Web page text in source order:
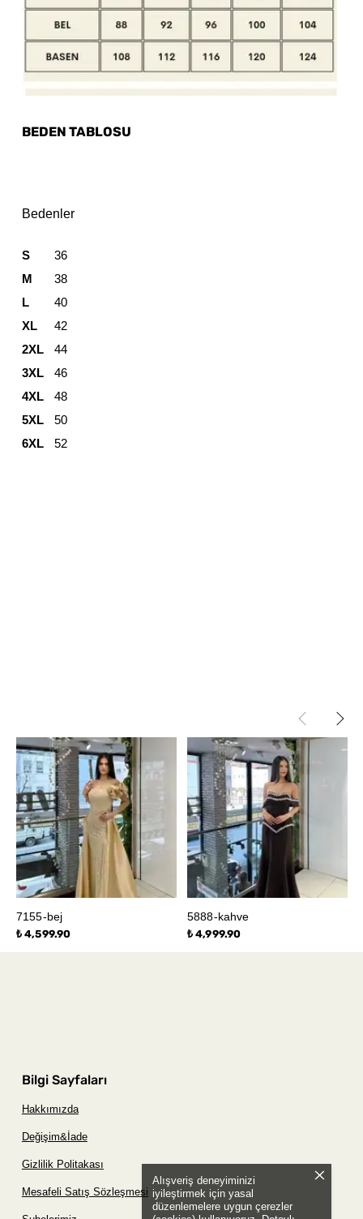
Alışveriş deneyiminizi
iyileştirmek için yasal
düzenlemelere uygun çerezler
BEDEN TABLOSU
Bedenler
S
36
M
38
L
40
XL
42
2XL
44
3XL
46
4XL
48
5XL
50
6XL
52
7155-bej
₺ 4,599.90
5888-kahve
₺ 4,999.90
Bilgi Sayfaları
Hakkımızda
Değişim&İade
Gizlilik Politakası
Mesafeli Satış Sözleşmesi